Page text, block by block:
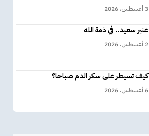
3 أغسطس، 2026
عنبر سعيد.. في ذمة الله
2 أغسطس، 2026
كيف تسيطر على سكر الدم صباحا؟
6 أغسطس، 2026